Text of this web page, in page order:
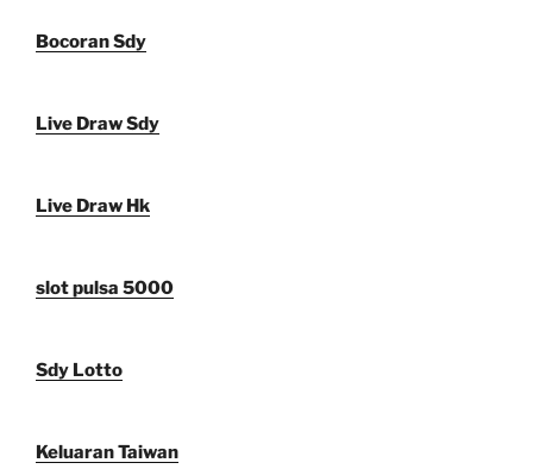
Bocoran Sdy
Live Draw Sdy
Live Draw Hk
slot pulsa 5000
Sdy Lotto
Keluaran Taiwan